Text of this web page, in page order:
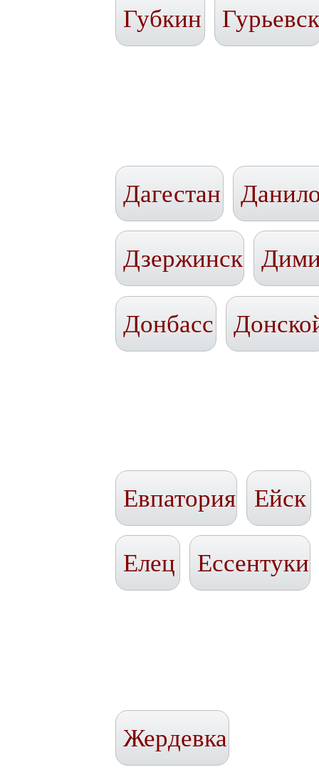
Губкин
Дагестан
Дзержинск
Донбасс
Евпатория Ейск
Елец Ессентуки
Жердевка